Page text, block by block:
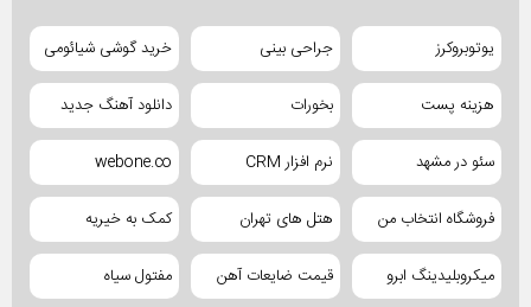
یوتوبروکرز جراحی بینی خرید گوشی شیائومی
هزینه پست بخورات دانلود آهنگ جدید
سئو در مشهد نرم افزار CRM webone.co
فروشگاه انتخاب من هتل های تهران کمک به خیریه
میکروبلیدینگ ابرو قیمت ضایعات آهن مفتول سیاه